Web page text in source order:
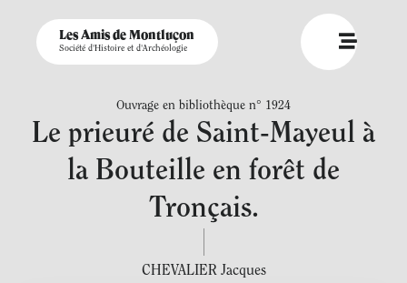
Les Amis de Montluçon
Société d'Histoire et d'Archéologie
Ouvrage en bibliothèque n° 1924
Le prieuré de Saint-Mayeul à
la Bouteille en forêt de
Tronçais.
CHEVALIER Jacques